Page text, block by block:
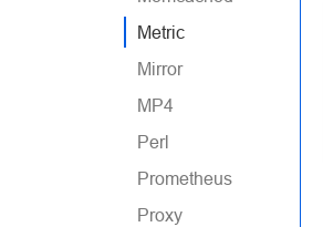
Metric
Mirror
MP4
Perl
Prometheus
Proxy